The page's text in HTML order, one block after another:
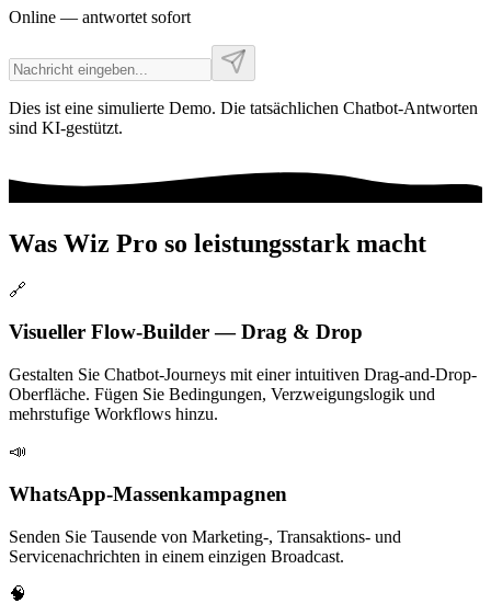
Online — antwortet sofort
Dies ist eine simulierte Demo. Die tatsächlichen Chatbot-Antworten
sind KI-gestützt.
Was Wiz Pro so leistungsstark macht
🔗
Visueller Flow-Builder — Drag & Drop
Gestalten Sie Chatbot-Journeys mit einer intuitiven Drag-and-Drop-
Oberfläche. Fügen Sie Bedingungen, Verzweigungslogik und
mehrstufige Workflows hinzu.
📣
WhatsApp-Massenkampagnen
Senden Sie Tausende von Marketing-, Transaktions- und
Servicenachrichten in einem einzigen Broadcast.
🧠